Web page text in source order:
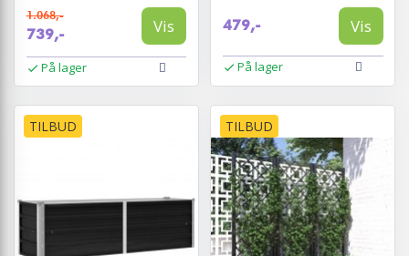
1.068,-
739,- Vis
På lager
479,- Vis
På lager
TILBUD TILBUD